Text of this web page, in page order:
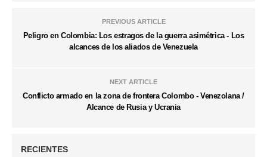
PREVIOUS ARTICLE
Peligro en Colombia: Los estragos de la guerra asimétrica - Los
alcances de los aliados de Venezuela
NEXT ARTICLE
Conflicto armado en la zona de frontera Colombo - Venezolana /
Alcance de Rusia y Ucrania
RECIENTES